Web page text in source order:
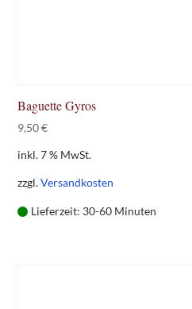
Baguette Gyros
9,50€
inkl. 7 % MwSt.
zzgl.Versandkosten
Lieferzeit: 30-60 Minuten